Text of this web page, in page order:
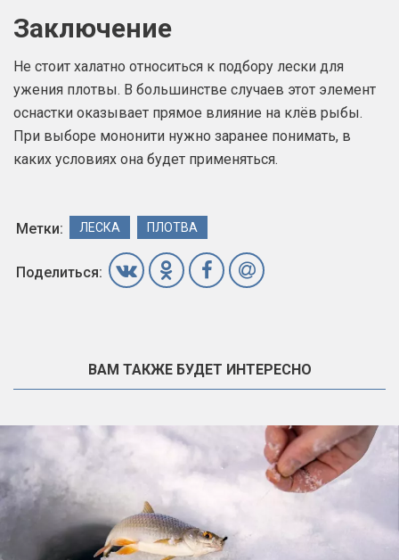
Заключение
Не стоит халатно относиться к подбору лески для
ужения плотвы. В большинстве случаев этот элемент
оснастки оказывает прямое влияние на клёв рыбы.
При выборе мононити нужно заранее понимать, в
каких условиях она будет применяться.
Метки: ЛЕСКА ПЛОТВА
Поделиться:
ВАМ ТАКЖЕ БУДЕТ ИНТЕРЕСНО